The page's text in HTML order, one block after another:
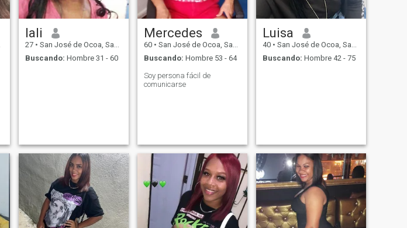
lali
27 • San José de Ocoa, San José de Ocoa, Rep. Dominicana
Buscando: Hombre 31 - 60
Mercedes
60 • San José de Ocoa, San José de Ocoa, Rep. Dominicana
Buscando: Hombre 53 - 64
Soy persona fácil de
comunicarse
Luisa
40 • San José de Ocoa, San José de Ocoa, Rep. Dominicana
Buscando: Hombre 42 - 75